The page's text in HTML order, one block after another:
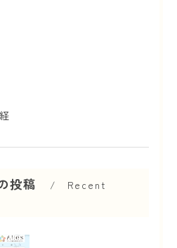
投稿
Recent